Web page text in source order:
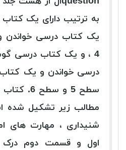
به ترتیب دارای یک
یک کتاب درسی خواندن
4 ، و یک کتاب درسی
درسی خواندن و یک
سطح 5 و
مطالب زیر تشکیل شده
شنیداری ، مهارت های
اول و قسمت دوم درک